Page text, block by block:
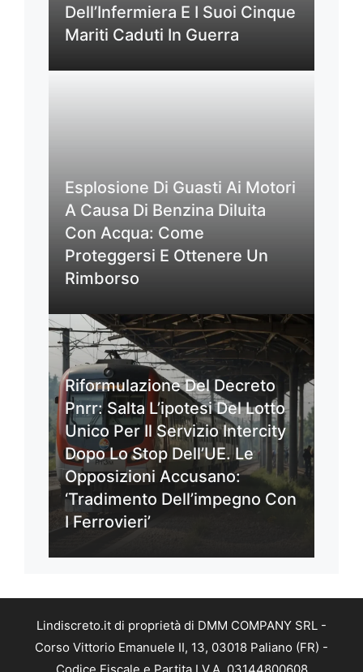
Dell’Infermiera E I Suoi Cinque
Mariti Caduti In Guerra
Esplosione Di Guasti Ai Motori
A Causa Di Benzina Diluita
Con Acqua: Come
Proteggersi E Ottenere Un
Rimborso
Riformulazione Del Decreto
Pnrr: Salta L’ipotesi Del Lotto
Unico Per Il Servizio Intercity
Dopo Lo Stop Dell’UE. Le
Opposizioni Accusano:
‘Tradimento Dell’impegno Con
I Ferrovieri’
Lindiscreto.it di proprietà di DMM COMPANY SRL -
Corso Vittorio Emanuele II, 13, 03018 Paliano (FR) -
Codice Fiscale e Partita I.V.A. 03144800608